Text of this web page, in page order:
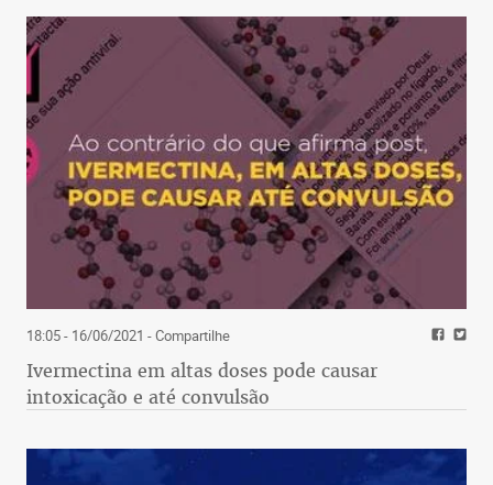
18:05 - 16/06/2021 - Compartilhe
Ivermectina em altas doses pode causar
intoxicação e até convulsão